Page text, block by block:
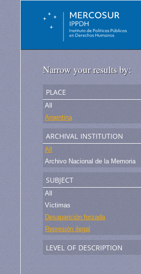
Narrow your results by:
place
All
Argentina
archival institution
All
Archivo Nacional de la Memoria
subject
All
Víctimas
Desaparición forzada
Represión ilegal
level of description